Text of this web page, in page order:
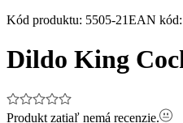
Kód produktu: 5505-21EAN kód:
Dildo King
Produkt zatiaľ nemá recenzie.